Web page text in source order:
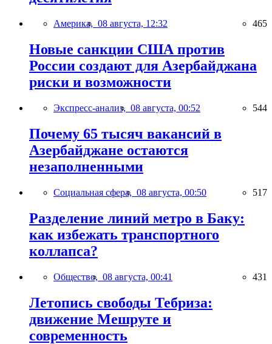
Америка, 08 августа, 12:32 465
Новые санкции США против
России создают для Азербайджана
риски и возможности
Экспресс-анализ, 08 августа, 00:52 544
Почему 65 тысяч вакансий в
Азербайджане остаются
незаполненными
Социальная сфера, 08 августа, 00:50 517
Разделение линий метро в Баку:
как избежать транспортного
коллапса?
Общество, 08 августа, 00:41 431
Летопись свободы Тебриза:
движение Мешруте и
современность